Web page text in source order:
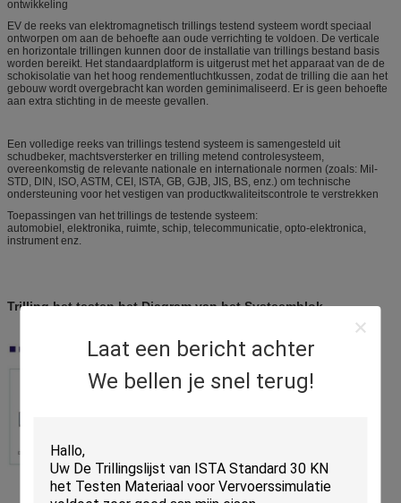
Laat een bericht achter
We bellen je snel terug!
ontwikkeling
EV de reeks van elektromagnetisch trillings testend systeem wordt speciaal
ontworpen om aan de behoefte aan oude verrichting te voldoen. De verticale
en horizontale trillingen kunnen door de installatie van trillings bestand basis
worden bereikt. Het standaardplatform is uitgerust met het apparaat van de de
schokisolatie van het hoog rendementluchtkussen, zodat de trilling die aan het
gebouw wordt overgebracht kan worden geminimaliseerd. Er is geen behoefte
aan extra stichting in de meeste gevallen.
Een volledige reeks van trillings testend systeem is samengesteld uit
schudbeker, machtsversterker en trilling metend controlesysteem,
overeenkomstig de relevante nationale en internationale normen (zoals: Mil-
STD, DIN, ISO, ASTM, CEI, ISTA, GB, GJB, JIS, BS, enz.) om technische
ondersteuning voor het vestigen van productkwaliteitscontrole te verstrekken
Toepassingen van het trillings de testende systeem:
automobiel, elektronika, ruimte, schip, telecommunicatie, opto-elektronica,
instrument enz.
Trilling het testen het Diagram van het Systeemblok